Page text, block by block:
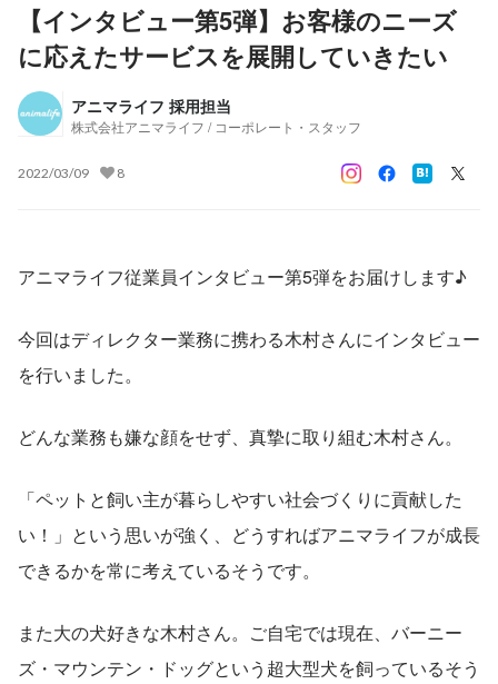
【インタビュー第5弾】お客様のニーズ
に応えたサービスを展開していきたい
アニマライフ 採用担当
株式会社アニマライフ / コーポレート・スタッフ
2022/03/09 8
アニマライフ従業員インタビュー第5弾をお届けします♪
今回はディレクター業務に携わる木村さんにインタビュー
を行いました。
どんな業務も嫌な顔をせず、真摯に取り組む木村さん。
「ペットと飼い主が暮らしやすい社会づくりに貢献した
い！」という思いが強く、どうすればアニマライフが成長
できるかを常に考えているそうです。
また大の犬好きな木村さん。ご自宅では現在、バーニー
ズ・マウンテン・ドッグという超大型犬を飼っているそう